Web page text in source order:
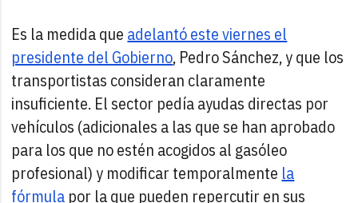
Es la medida que adelantó este viernes el
presidente del Gobierno, Pedro Sánchez, y que los
transportistas consideran claramente
insuficiente. El sector pedía ayudas directas por
vehículos (adicionales a las que se han aprobado
para los que no estén acogidos al gasóleo
profesional) y modificar temporalmente la
fórmula por la que pueden repercutir en sus